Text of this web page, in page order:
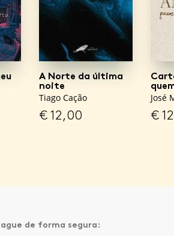
A Norte da última
noite
Tiago Cação
€12,00
José
€
de forma segura: